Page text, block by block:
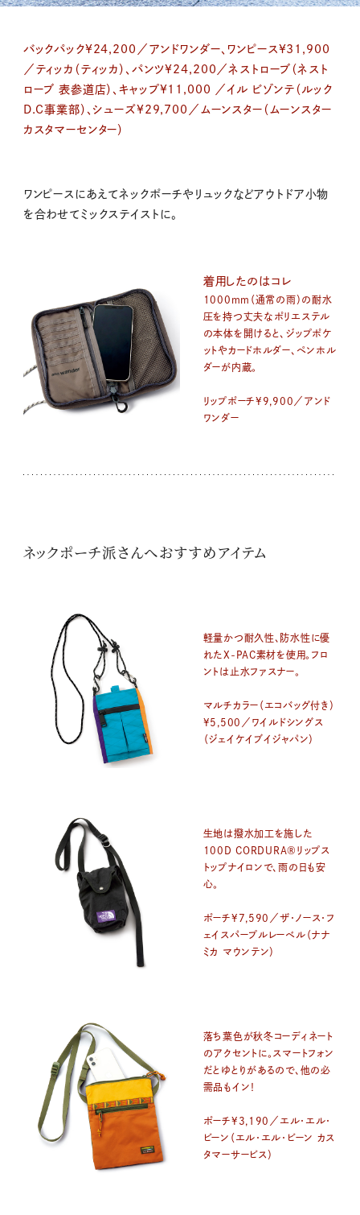
バックパック¥24,200／アンドワンダー、ワンピース¥31,900
／ティッカ（ティッカ）、パンツ¥24,200／ネストローブ（ネスト
ローブ 表参道店）、キャップ¥11,000 ／イル ビゾンテ（ルック
D.C事業部）、シューズ¥29,700／ムーンスター（ムーンスター
カスタマーセンター）
ワンピースにあえてネックポーチやリュックなどアウトドア小物
を合わせてミックステイストに。
着用したのはコレ
1000mm（通常の雨）の耐水
圧を持つ丈夫なポリエステル
の本体を開けると、ジップポケ
ットやカードホルダー、ペンホル
ダーが内蔵。
リップポーチ¥9,900／アンド
ワンダー
ネックポーチ派さんへおすすめアイテム
軽量かつ耐久性、防水性に優
れたX-PAC素材を使用。フロ
ントは止水ファスナー。
マルチカラー（エコバッグ付き）
¥5,500／ワイルドシングス
（ジェイケイブイジャパン）
生地は撥水加工を施した
100D CORDURA®リップス
トップナイロンで、雨の日も安
心。
ポーチ¥7,590／ザ・ノース・フ
ェイスパープルレーベル（ナナ
ミカ マウンテン）
落ち葉色が秋冬コーディネート
のアクセントに。スマートフォン
だとゆとりがあるので、他の必
需品もイン！
ポーチ¥3,190／エル・エル・
ビーン（エル・エル・ビーン カス
タマーサービス）